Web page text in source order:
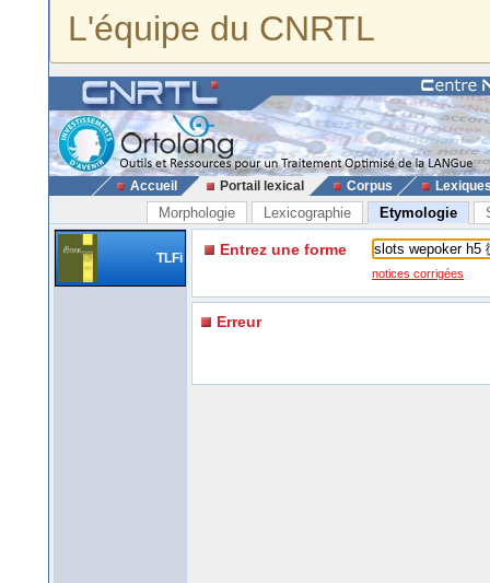
L'équipe du CNRTL
Accueil Portail lexical Corpus
Morphologie Lexicographie Etymologie
TLFi Entrez une forme
notices corrigées
Erreur